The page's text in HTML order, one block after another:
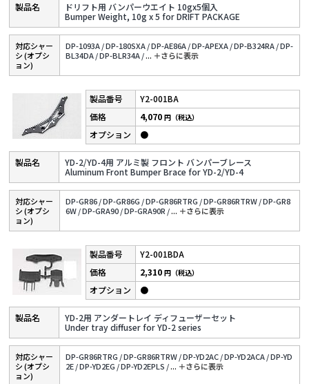
ドリフト用 バンパーウエイト 10gx5個入
Bumper Weight, 10g x 5 for DRIFT PACKAGE
対応シャー
シ (オプシ
ョン)
DP-1093A /DP-180SXA /DP-AE86A /DP-APEXA /DP-B324RA /DP-
BL34DA /DP-BLR34A /... ＋さらに表⽰
Y2-001BA
YD-2/YD-4用 アルミ製 フロント バンパーブレース
Aluminum Front Bumper Brace for YD-2/YD-4
4,070円（税込）
●
対応シャー
シ (オプシ
ョン)
DP-GR86 /DP-GR86G /DP-GR86RTRG /DP-GR86RTRW /DP-GR8
6W /DP-GRA90 /DP-GRA90R /... ＋さらに表⽰
Y2-001BDA
YD-2用 アンダートレイ ディフューザーセット
Under tray diffuser for YD-2 series
2,310円（税込）
●
対応シャー
シ (オプシ
ョン)
DP-GR86RTRG /DP-GR86RTRW /DP-YD2AC /DP-YD2ACA /DP-YD
2E /DP-YD2EG /DP-YD2EPLS /... ＋さらに表⽰